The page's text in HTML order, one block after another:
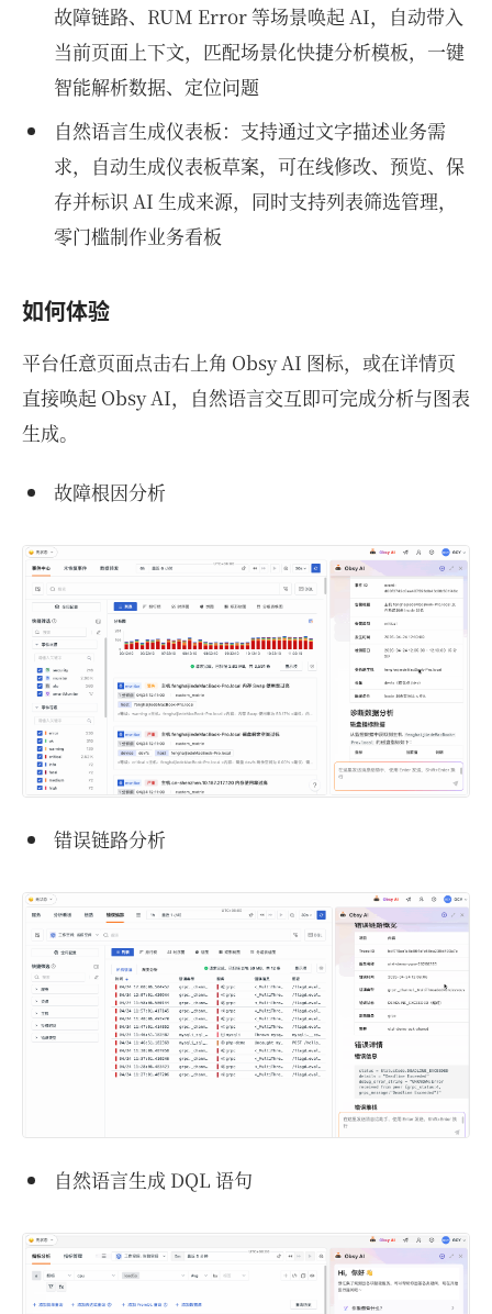
故障链路、RUM Error 等场景唤起 AI，自动带入
当前页面上下文，匹配场景化快捷分析模板，一键
智能解析数据、定位问题
自然语言生成仪表板：支持通过文字描述业务需
求，自动生成仪表板草案，可在线修改、预览、保
存并标识 AI 生成来源，同时支持列表筛选管理，
零门槛制作业务看板
如何体验
平台任意页面点击右上角 Obsy AI 图标，或在详情页
直接唤起 Obsy AI，自然语言交互即可完成分析与图表
生成。
故障根因分析
错误链路分析
自然语言生成 DQL 语句